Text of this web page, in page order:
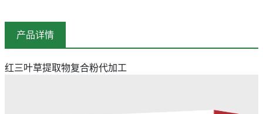
产品详情
红三叶草提取物复合粉代加工